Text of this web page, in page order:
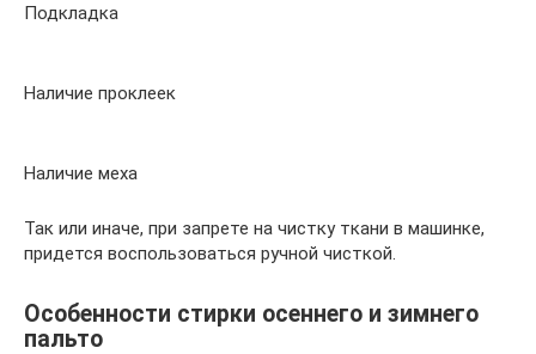
Подкладка
Наличие проклеек
Наличие меха
Так или иначе, при запрете на чистку ткани в машинке,
придется воспользоваться ручной чисткой.
Особенности стирки осеннего и зимнего
пальто